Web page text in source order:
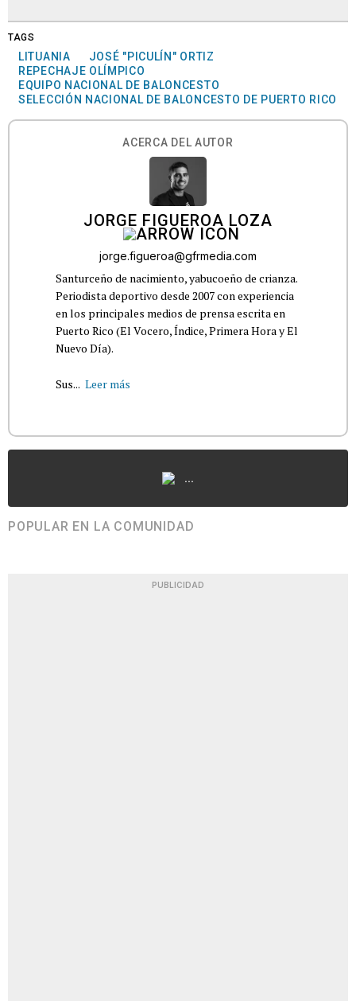
TAGS
LITUANIA
JOSÉ "PICULÍN" ORTIZ
REPECHAJE OLÍMPICO
EQUIPO NACIONAL DE BALONCESTO
SELECCIÓN NACIONAL DE BALONCESTO DE PUERTO RICO
ACERCA DEL AUTOR
JORGE FIGUEROA LOZA
jorge.figueroa@gfrmedia.com
Santurceño de nacimiento, yabucoeño de crianza.
Periodista deportivo desde 2007 con experiencia
en los principales medios de prensa escrita en
Puerto Rico (El Vocero, Índice, Primera Hora y El
Nuevo Día).
Sus... Leer más
...
POPULAR EN LA COMUNIDAD
PUBLICIDAD